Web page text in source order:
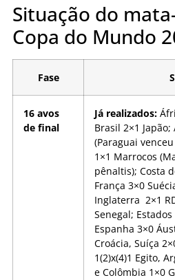
Situação do
Copa do Mundo
Fase
16 avos
de final
Já realizados:
Brasil 2×1
(Paraguai
1×1 Marrocos
pênaltis); Costa
França 3×0
Inglaterra 2×1
Senegal;
Espanha 3×0
Croácia, Suíça
1(2)x(4)1 Egito,
e Colômbia 1×0